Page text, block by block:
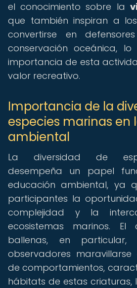
el conocimiento sobre la
que también inspiran a
convertirse en
conservación oceánica,
importancia de esta
valor recreativo.
Importancia de la
especies marinas en
ambiental
La diversidad de
desempeña un papel
educación ambiental, ya
participantes la
complejidad y la
ecosistemas marinos. El
ballenas, en
observadores
de comportamientos,
hábitats de estas criaturas,